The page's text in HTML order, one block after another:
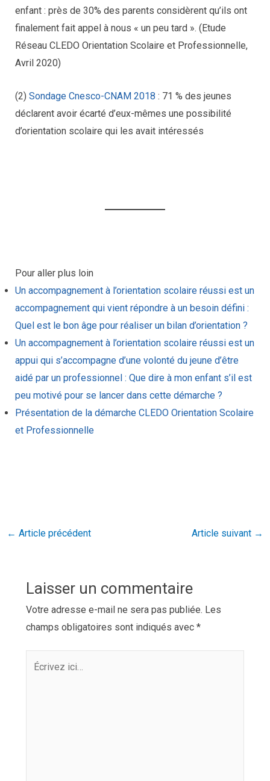
enfant : près de 30% des parents considèrent qu’ils ont
finalement fait appel à nous « un peu tard ». (Etude
Réseau CLEDO Orientation Scolaire et Professionnelle,
Avril 2020)
(2) Sondage Cnesco-CNAM 2018 : 71 % des jeunes
déclarent avoir écarté d’eux-mêmes une possibilité
d’orientation scolaire qui les avait intéressés
Pour aller plus loin
Un accompagnement à l’orientation scolaire réussi est un
accompagnement qui vient répondre à un besoin défini :
Quel est le bon âge pour réaliser un bilan d’orientation ?
Un accompagnement à l’orientation scolaire réussi est un
appui qui s’accompagne d’une volonté du jeune d’être
aidé par un professionnel : Que dire à mon enfant s’il est
peu motivé pour se lancer dans cette démarche ?
Présentation de la démarche CLEDO Orientation Scolaire
et Professionnelle
← Article précédent Article suivant →
Laisser un commentaire
Votre adresse e-mail ne sera pas publiée. Les
champs obligatoires sont indiqués avec *
Écrivez